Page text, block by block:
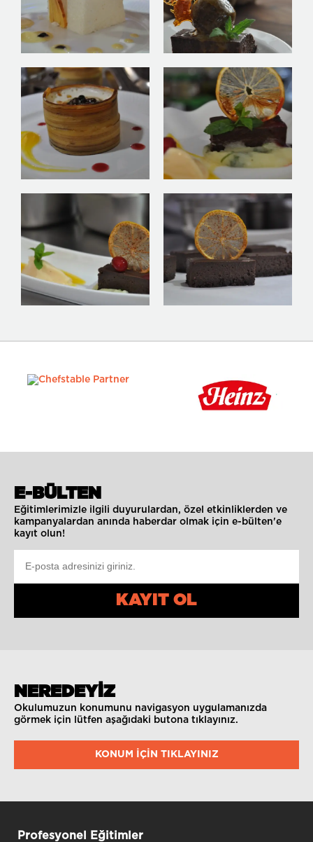
E-BÜLTEN
Eğitimlerimizle ilgili duyurulardan, özel etkinliklerden ve
kampanyalardan anında haberdar olmak için e-bülten'e
kayıt olun!
KAYIT OL
NEREDEYİZ
Okulumuzun konumunu navigasyon uygulamanızda
görmek için lütfen aşağıdaki butona tıklayınız.
KONUM IÇIN TIKLAYINIZ
Profesyonel Eğitimler